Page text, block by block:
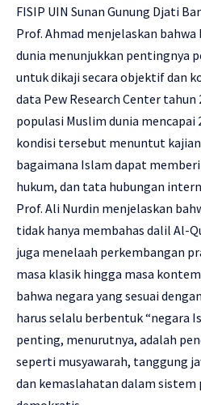
FISIP UIN Sunan Gunung Djati
Prof. Ahmad menjelaskan
dunia menunjukkan pentingnya
untuk dikaji secara objektif dan
data Pew Research Center tahun
populasi Muslim dunia mencapai
kondisi tersebut menuntut
bagaimana Islam dapat
hukum, dan tata hubungan
Prof. Ali Nurdin menjelaskan
tidak hanya membahas dalil Al-
juga menelaah perkembangan
masa klasik hingga masa
bahwa negara yang sesuai
harus selalu berbentuk “negara
penting, menurutnya, adalah
seperti musyawarah, tanggung
dan kemaslahatan dalam